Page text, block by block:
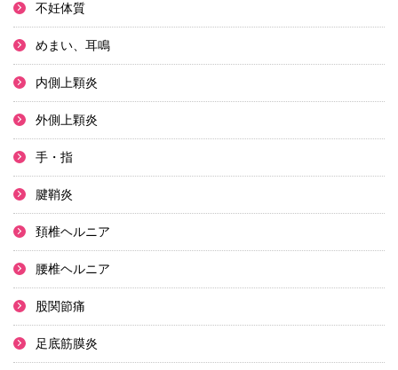
不妊体質
めまい、耳鳴
内側上顆炎
外側上顆炎
手・指
腱鞘炎
頚椎ヘルニア
腰椎ヘルニア
股関節痛
足底筋膜炎